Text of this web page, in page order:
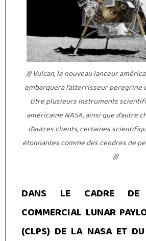
/// Vulcan, le nouveau lanceur
embarquera l’atterrisseur peregrine
titre plusieurs instruments
américaine NASA, ainsi que d’autre
d’autres clients, certaines
étonnantes comme des cendres de
///
DANS LE CADRE DE
COMMERCIAL LUNAR
(CLPS) DE LA NASA ET